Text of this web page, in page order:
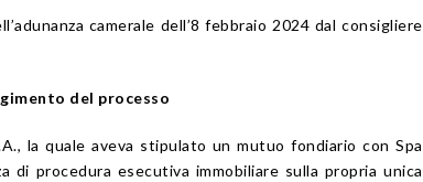
camerale dell’8 febbraio 2024 dal consigliere
del processo
la quale aveva stipulato un mutuo fondiario con Spa
di procedura esecutiva immobiliare sulla propria unica